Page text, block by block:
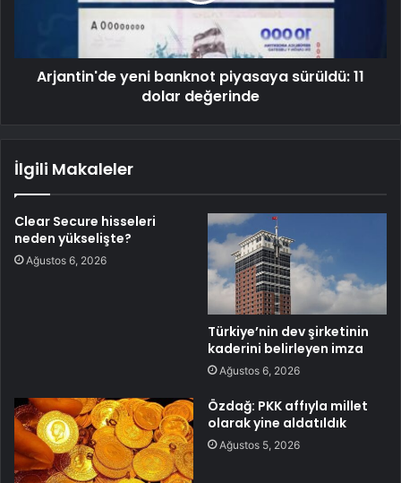
Arjantin'de yeni banknot piyasaya sürüldü: 11
dolar değerinde
İlgili Makaleler
Clear Secure hisseleri
neden yükselişte?
Ağustos 6, 2026
Türkiye’nin dev şirketinin
kaderini belirleyen imza
Ağustos 6, 2026
Özdağ: PKK affıyla millet
olarak yine aldatıldık
Ağustos 5, 2026